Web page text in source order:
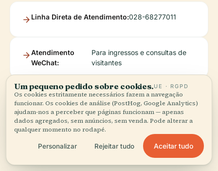
Linha Direta de Atendimento:028-68277011
Atendimento
WeChat:
Para ingressos e consultas de
visitantes
Site Oficial do Museu de Chengdu
Um pequeno pedido sobre cookies.UE · RGPD
Os cookies estritamente necessários fazem a navegação
funcionar. Os cookies de análise (PostHog, Google Analytics)
ajudam-nos a perceber que páginas funcionam — apenas
dados agregados, sem anúncios, sem venda. Pode alterar a
qualquer momento no rodapé.
Personalizar Rejeitar tudo Aceitar tudo